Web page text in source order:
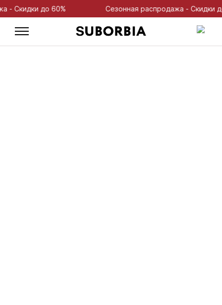
до 60% Сезонная распродажа - Скидки до